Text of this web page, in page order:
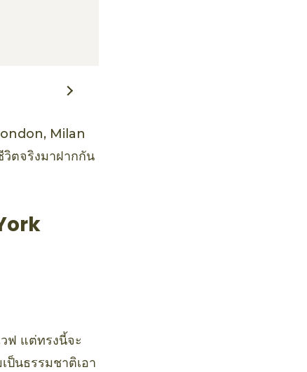
Milan
วิตจริงมาฝากกัน
ฟ แต่ทรงนี้จะ
ป็นธรรมชาติเอา